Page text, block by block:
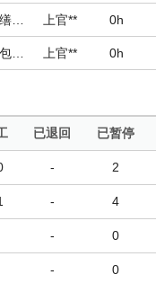
上官** 0h
上官** 0h
已退回 已暂停
- 2
- 4
- 0
- 0